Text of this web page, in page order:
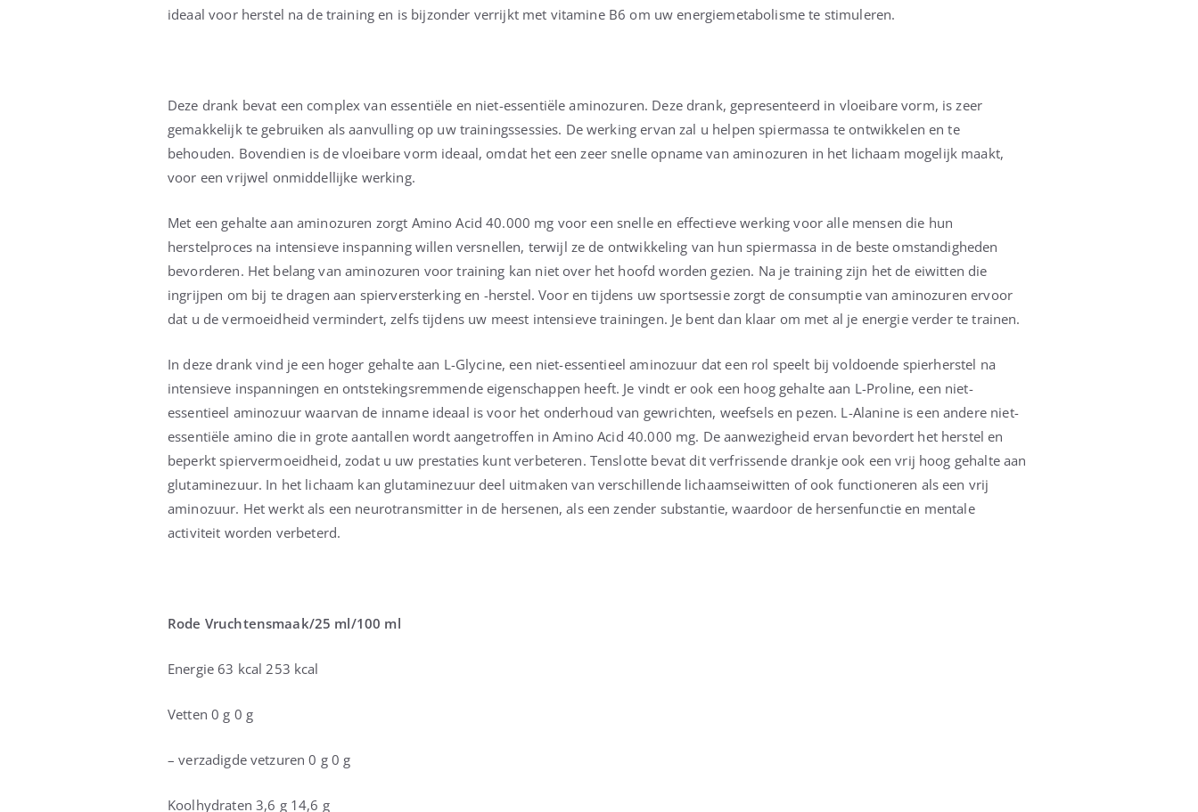
ideaal voor herstel na de training en is bijzonder verrijkt met vitamine B6 om uw energiemetabolisme te stimuleren.
Deze drank bevat een complex van essentiële en niet-essentiële aminozuren. Deze drank, gepresenteerd in vloeibare vorm, is zeer
gemakkelijk te gebruiken als aanvulling op uw trainingssessies. De werking ervan zal u helpen spiermassa te ontwikkelen en te
behouden. Bovendien is de vloeibare vorm ideaal, omdat het een zeer snelle opname van aminozuren in het lichaam mogelijk maakt,
voor een vrijwel onmiddellijke werking.
Met een gehalte aan aminozuren zorgt Amino Acid 40.000 mg voor een snelle en effectieve werking voor alle mensen die hun
herstelproces na intensieve inspanning willen versnellen, terwijl ze de ontwikkeling van hun spiermassa in de beste omstandigheden
bevorderen. Het belang van aminozuren voor training kan niet over het hoofd worden gezien. Na je training zijn het de eiwitten die
ingrijpen om bij te dragen aan spierversterking en -herstel. Voor en tijdens uw sportsessie zorgt de consumptie van aminozuren ervoor
dat u de vermoeidheid vermindert, zelfs tijdens uw meest intensieve trainingen. Je bent dan klaar om met al je energie verder te trainen.
In deze drank vind je een hoger gehalte aan L-Glycine, een niet-essentieel aminozuur dat een rol speelt bij voldoende spierherstel na
intensieve inspanningen en ontstekingsremmende eigenschappen heeft. Je vindt er ook een hoog gehalte aan L-Proline, een niet-
essentieel aminozuur waarvan de inname ideaal is voor het onderhoud van gewrichten, weefsels en pezen. L-Alanine is een andere niet-
essentiële amino die in grote aantallen wordt aangetroffen in Amino Acid 40.000 mg. De aanwezigheid ervan bevordert het herstel en
beperkt spiervermoeidheid, zodat u uw prestaties kunt verbeteren. Tenslotte bevat dit verfrissende drankje ook een vrij hoog gehalte aan
glutaminezuur. In het lichaam kan glutaminezuur deel uitmaken van verschillende lichaamseiwitten of ook functioneren als een vrij
aminozuur. Het werkt als een neurotransmitter in de hersenen, als een zender substantie, waardoor de hersenfunctie en mentale
activiteit worden verbeterd.
Rode Vruchtensmaak/25 ml/100 ml
Energie 63 kcal 253 kcal
Vetten 0 g 0 g
– verzadigde vetzuren 0 g 0 g
Koolhydraten 3,6 g 14,6 g